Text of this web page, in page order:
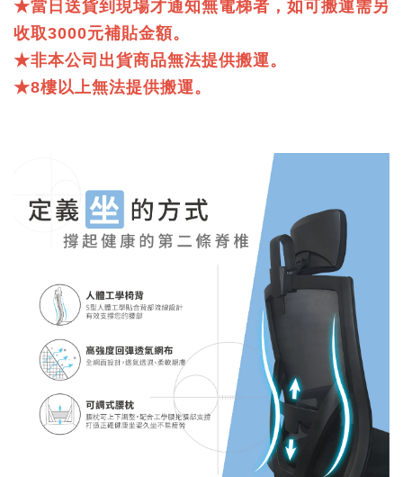
★當日送貨到現場才通知無電梯者，如可搬運需另
收取3000元補貼金額。
★非本公司出貨商品無法提供搬運。
★8樓以上無法提供搬運。